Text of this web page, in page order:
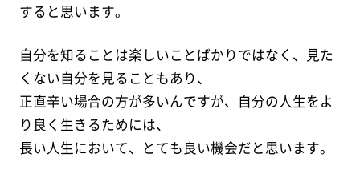
すると思います。
自分を知ることは楽しいことばかりではなく、見た
くない自分を見ることもあり、
正直辛い場合の方が多いんですが、自分の人生をよ
り良く生きるためには、
長い人生において、とても良い機会だと思います。